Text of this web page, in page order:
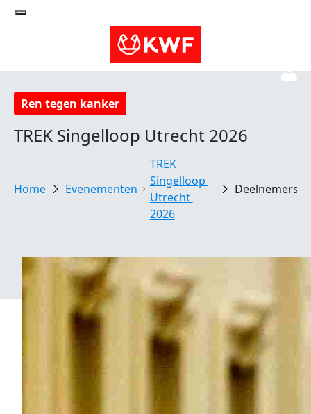
Ren tegen kanker
TREK Singelloop Utrecht 2026
Evenementen
TREK
Singelloop
Utrecht
2026